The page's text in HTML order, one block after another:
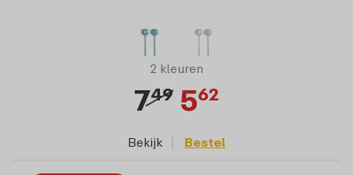
2 kleuren
749 562
Bekijk Bestel